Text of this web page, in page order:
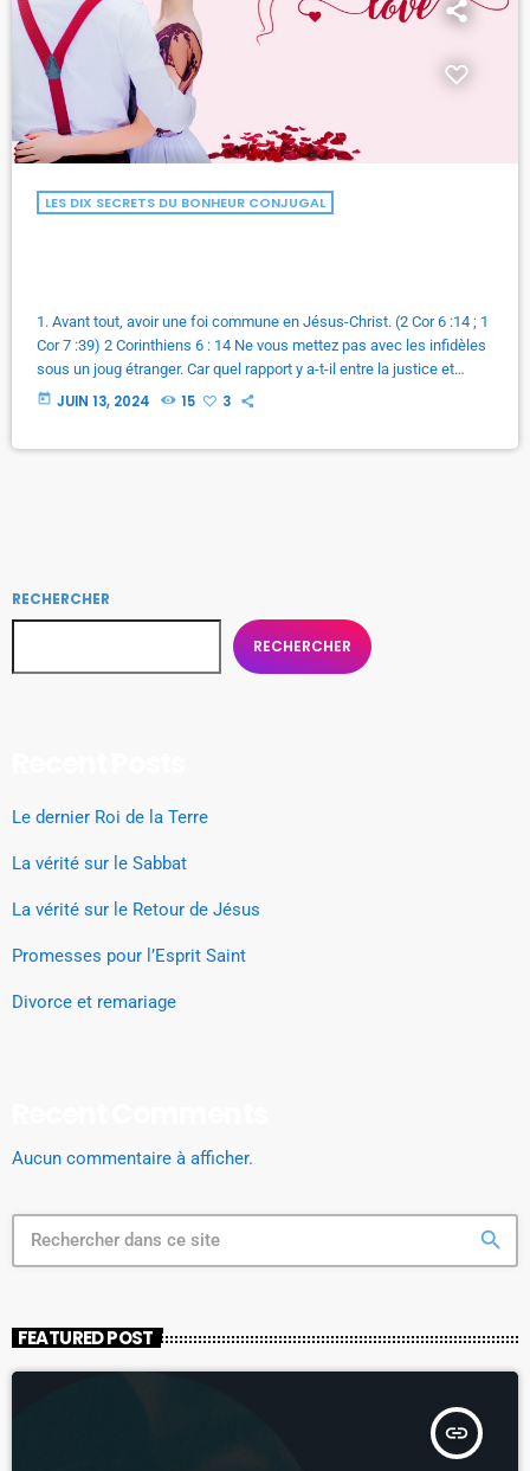
LES DIX SECRETS DU BONHEUR CONJUGAL
1. Avant tout, avoir une foi commune en Jésus-Christ. (2 Cor 6 :14 ; 1
Cor 7 :39) 2 Corinthiens 6 : 14 Ne vous mettez pas avec les infidèles
sous un joug étranger. Car quel rapport y a-t-il entre la justice et
l'iniquité? ou qu'y a-t-il de commun entre la lumière et les ténèbres?
today JUIN 13, 2024 15 3
RECHERCHER
RECHERCHER
Le dernier Roi de la Terre
La vérité sur le Sabbat
La vérité sur le Retour de Jésus
Promesses pour l’Esprit Saint
Divorce et remariage
Aucun commentaire à afficher.
search
FEATURED POST
insert_link